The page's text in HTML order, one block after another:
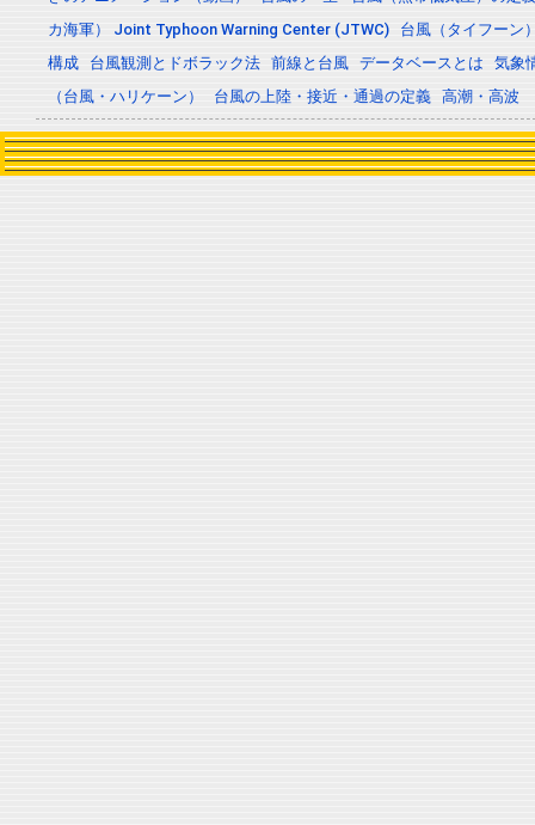
カ海軍） Joint Typhoon Warning Center (JTWC)
台風（タイフーン
構成
台風観測とドボラック法 前線と台風 データベースとは
気象
（台風・ハリケーン）
台風の上陸・接近・通過の定義 高潮・高波